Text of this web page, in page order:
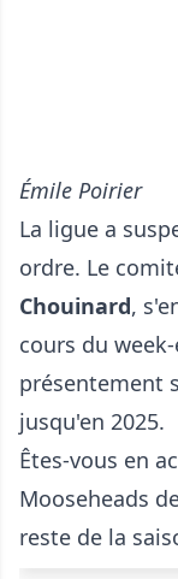
Émile Poirier
La ligue a
ordre. Le
Chouinard,
cours du
présentement
jusqu'en 2025.
Êtes-vous en
Mooseheads
reste de la